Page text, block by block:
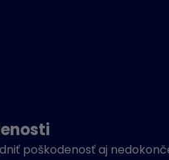
poškodenosť aj